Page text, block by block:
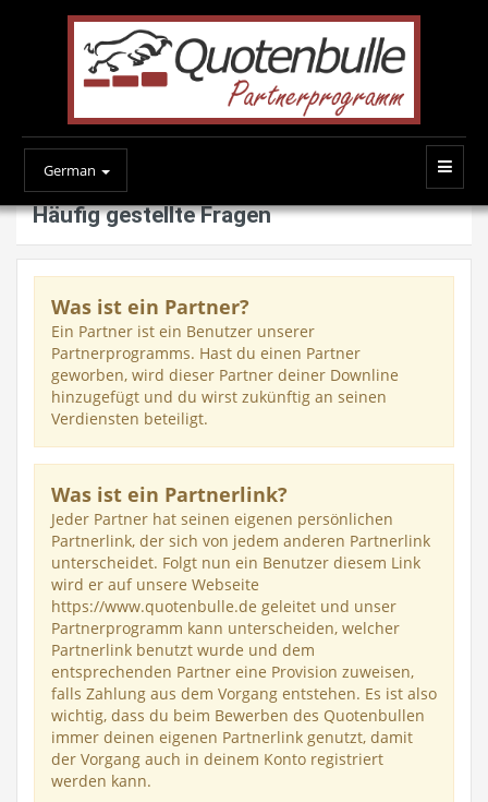
German
Häufig gestellte Fragen
Was ist ein Partner?
Ein Partner ist ein Benutzer unserer
Partnerprogramms. Hast du einen Partner
geworben, wird dieser Partner deiner Downline
hinzugefügt und du wirst zukünftig an seinen
Verdiensten beteiligt.
Was ist ein Partnerlink?
Jeder Partner hat seinen eigenen persönlichen
Partnerlink, der sich von jedem anderen Partnerlink
unterscheidet. Folgt nun ein Benutzer diesem Link
wird er auf unsere Webseite
https://www.quotenbulle.de geleitet und unser
Partnerprogramm kann unterscheiden, welcher
Partnerlink benutzt wurde und dem
entsprechenden Partner eine Provision zuweisen,
falls Zahlung aus dem Vorgang entstehen. Es ist also
wichtig, dass du beim Bewerben des Quotenbullen
immer deinen eigenen Partnerlink genutzt, damit
der Vorgang auch in deinem Konto registriert
werden kann.